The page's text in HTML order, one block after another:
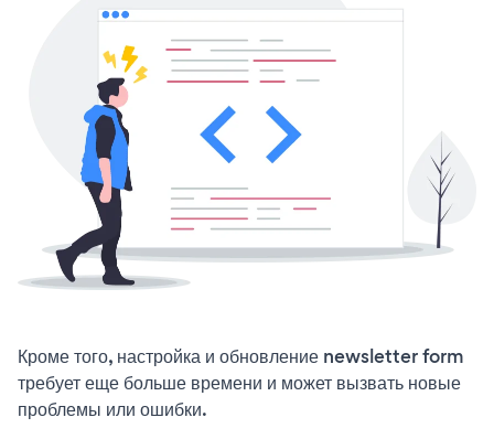
Кроме того, настройка и обновление newsletter form
требует еще больше времени и может вызвать новые
проблемы или ошибки.